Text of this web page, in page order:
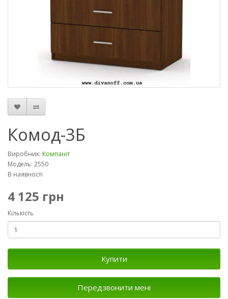
Комод-3Б
Виробник: Компаніт
Модель: 2550
В наявності
4 125 грн
Кількість
Купити
Передзвонити мені